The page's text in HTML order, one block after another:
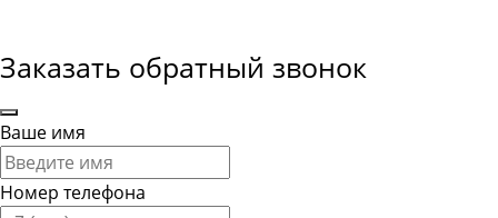
Заказать обратный звонок
Ваше имя
Номер телефона